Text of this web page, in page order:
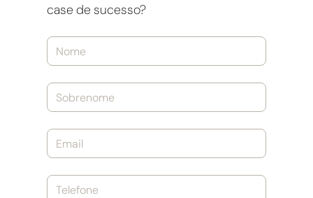
case de sucesso?